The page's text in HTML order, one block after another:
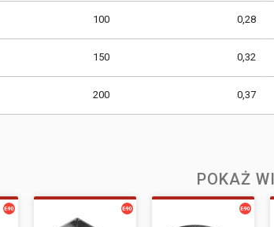
100 0,28
150 0,32
200 0,37
POKAŻ